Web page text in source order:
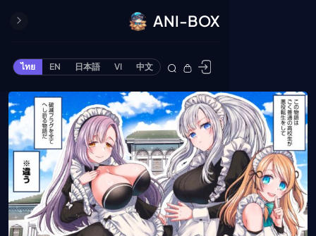
ข้ามไปยังเนื้อหา
ANI-BOX
ไทย EN 日本語 VI 中文
ปิด
ONE PIECE
Cardgame
Cardlist
Collection
Deck Builder
My-Collection
Deck Library
Deck Share
PREMIUM SERVICE